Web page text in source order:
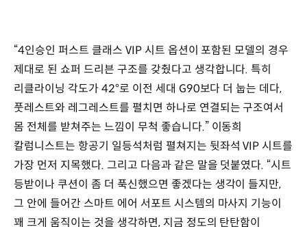
“4인승인 퍼스트 클래스 VIP 시트 옵션이 포함된 모델의 경우
제대로 된 쇼퍼 드리븐 구조를 갖췄다고 생각합니다. 특히
리클라이닝 각도가 42°로 이전 세대 G90보다 더 눕는 데다,
풋레스트와 레그레스트를 펼치면 하나로 연결되는 구조여서
몸 전체를 받쳐주는 느낌이 무척 좋습니다.” 이동희
칼럼니스트는 항공기 일등석처럼 펼쳐지는 뒷좌석 VIP 시트를
가장 먼저 지목했다. 그리고 다음과 같은 말을 덧붙였다. “시트
등받이나 쿠션이 좀 더 푹신했으면 좋겠다는 생각이 들지만,
그 안에 들어간 스마트 에어 서포트 시스템의 마사지 기능이
꽤 크게 움직이는 것을 생각하면, 지금 정도의 탄탄함이